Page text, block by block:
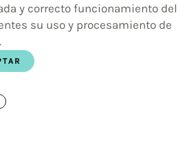
y correcto funcionamiento del
su uso y procesamiento de